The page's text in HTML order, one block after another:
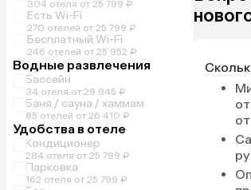
304 отеля от 25 799 ₽
Есть Wi-Fi
270 отелей от 25 799 ₽
Бесплатный Wi-Fi
246 отелей от 25 952 ₽
Водные развлечения
Бассейн
34 отеля от 29 845 ₽
Баня / сауна / хаммам
85 отелей от 26 410 ₽
Удобства в отеле
Кондиционер
284 отеля от 25 799 ₽
Парковка
162 отеля от 25 799 ₽